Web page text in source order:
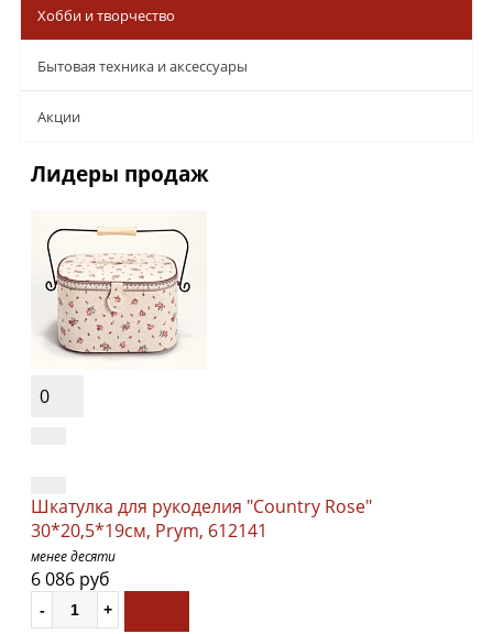
Хобби и творчество
Бытовая техника и аксессуары
Aкции
Лидеры продаж
0
Шкатулка для рукоделия "Country Rose"
30*20,5*19см, Prym, 612141
менее десяти
6 086 руб